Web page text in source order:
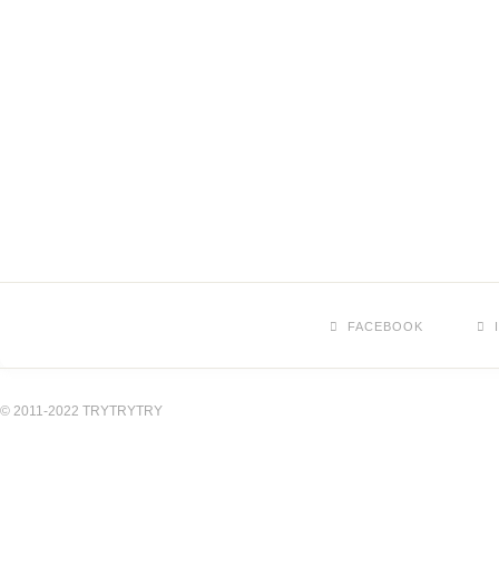
FACEBOOK
© 2011-2022 TRYTRYTRY